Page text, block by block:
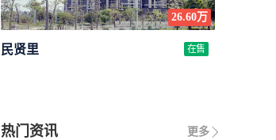
26.60万
民贤里 在售
更多
热门资讯